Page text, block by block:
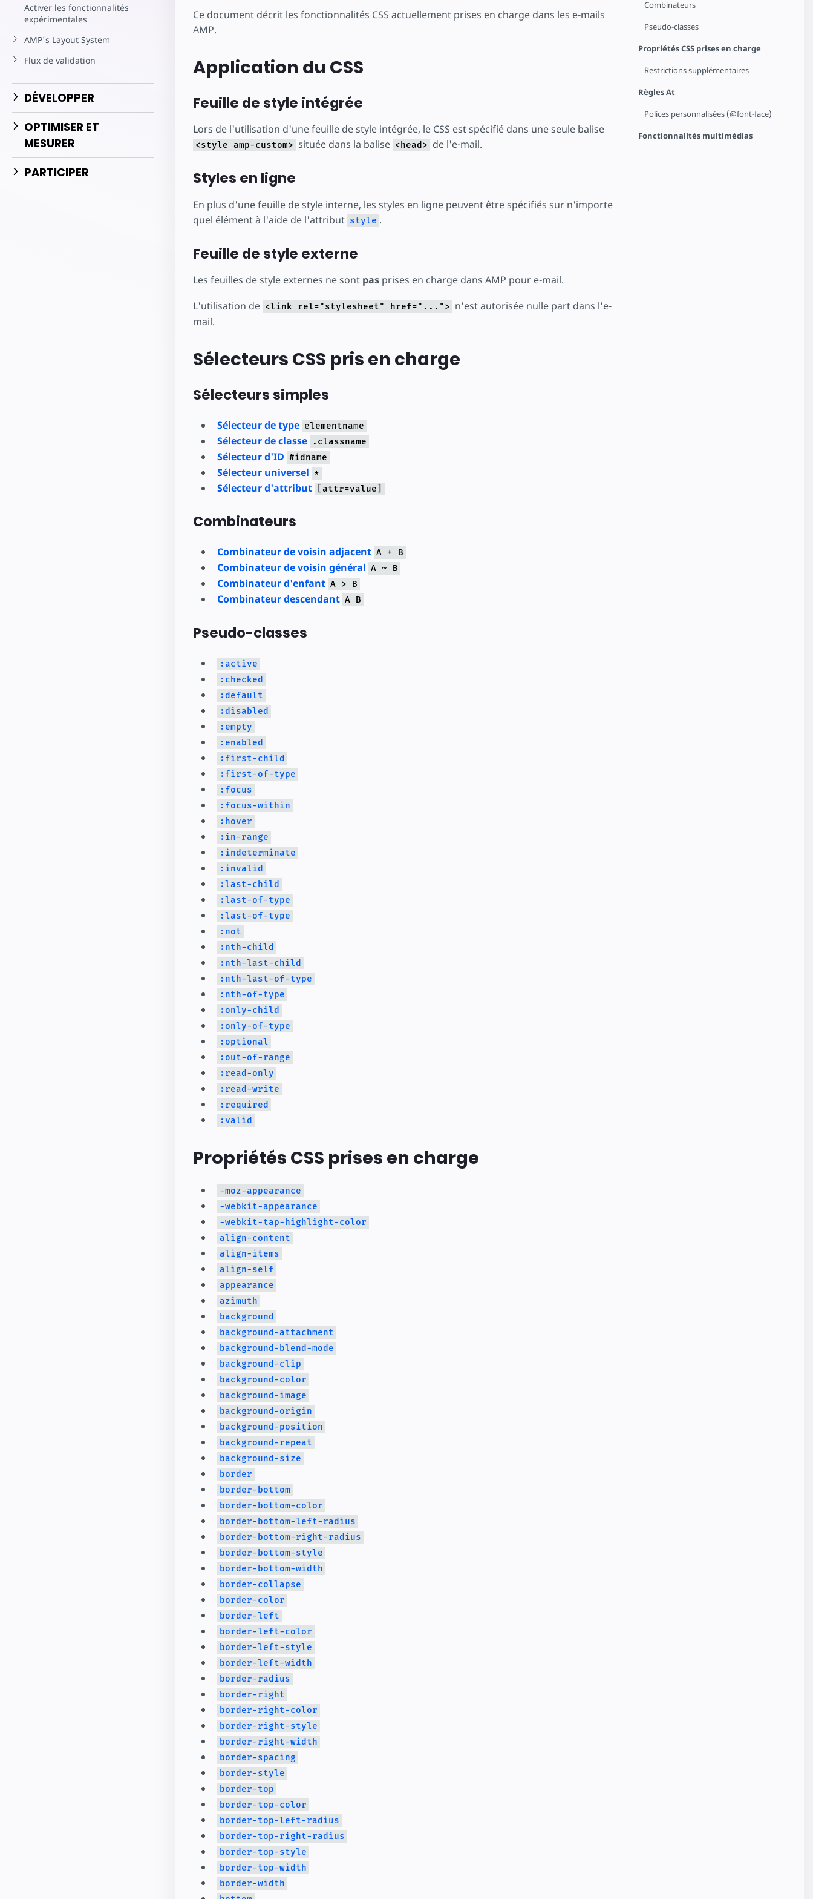
Activer les fonctionnalités
expérimentales
AMP's Layout System
Flux de validation
DÉVELOPPER
OPTIMISER ET
MESURER
PARTICIPER
Combinateurs
Pseudo-classes
Propriétés CSS prises en charge
Restrictions supplémentaires
Règles At
Polices personnalisées (@font-face)
Fonctionnalités multimédias
Ce document décrit les fonctionnalités CSS actuellement prises en charge dans les e-mails
AMP.
Application du CSS
Feuille de style intégrée
Lors de l'utilisation d'une feuille de style intégrée, le CSS est spécifié dans une seule balise
<style amp-custom> située dans la balise <head> de l'e-mail.
Styles en ligne
En plus d'une feuille de style interne, les styles en ligne peuvent être spécifiés sur n'importe
quel élément à l'aide de l'attribut style .
Feuille de style externe
Les feuilles de style externes ne sont pasprises en charge dans AMP pour e-mail.
L'utilisation de <link rel="stylesheet" href="..."> n'est autorisée nulle part dans l'e-
mail.
Sélecteurs CSS pris en charge
Sélecteurs simples
Sélecteur de type elementname
Sélecteur de classe .classname
Sélecteur d'ID #idname
Sélecteur universel *
Sélecteur d'attribut [attr=value]
Combinateurs
Combinateur de voisin adjacent A + B
Combinateur de voisin général A ~ B
Combinateur d'enfant A > B
Combinateur descendant A B
Pseudo-classes
:active
:checked
:default
:disabled
:empty
:enabled
:first-child
:first-of-type
:focus
:focus-within
:hover
:in-range
:indeterminate
:invalid
:last-child
:last-of-type
:last-of-type
:not
:nth-child
:nth-last-child
:nth-last-of-type
:nth-of-type
:only-child
:only-of-type
:optional
:out-of-range
:read-only
:read-write
:required
:valid
Propriétés CSS prises en charge
-moz-appearance
-webkit-appearance
-webkit-tap-highlight-color
align-content
align-items
align-self
appearance
azimuth
background
background-attachment
background-blend-mode
background-clip
background-color
background-image
background-origin
background-position
background-repeat
background-size
border
border-bottom
border-bottom-color
border-bottom-left-radius
border-bottom-right-radius
border-bottom-style
border-bottom-width
border-collapse
border-color
border-left
border-left-color
border-left-style
border-left-width
border-radius
border-right
border-right-color
border-right-style
border-right-width
border-spacing
border-style
border-top
border-top-color
border-top-left-radius
border-top-right-radius
border-top-style
border-top-width
border-width